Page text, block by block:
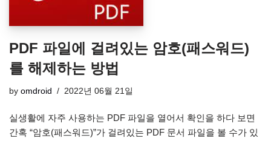
PDF 파일에 걸려있는 암호(패스워드)
를 해제하는 방법
by omdroid 2022년 06월 21일
실생활에 자주 사용하는 PDF 파일을 열어서 확인을 하다 보면
간혹 “암호(패스워드)”가 걸려있는 PDF 문서 파일을 볼 수가 있